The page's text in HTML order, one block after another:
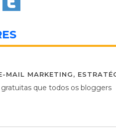
MAIL MARKETING,
gratuitas que todos os bloggers